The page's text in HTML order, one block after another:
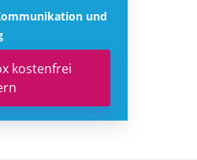
und
kostenfrei